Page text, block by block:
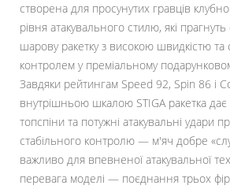
створена для просунутих гравців
рівня атакувального стилю, які
шарову ракетку з високою швидкістю та
контролем у преміальному
Завдяки рейтингам Speed 92, Spin 86 і
внутрішньою шкалою STIGA ракетка
топспіни та потужні атакувальні удари
стабільного контролю — м'яч добре
важливо для впевненої атакувальної
перевага моделі — поєднання трьох